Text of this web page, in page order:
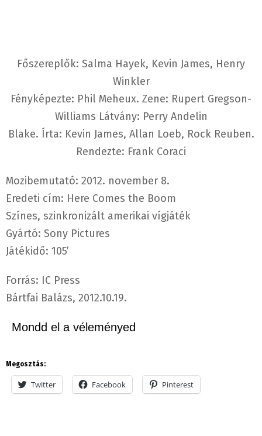
Főszereplők: Salma Hayek, Kevin James, Henry
Winkler
Fényképezte: Phil Meheux. Zene: Rupert Gregson-
Williams Látvány: Perry Andelin
Blake. Írta: Kevin James, Allan Loeb, Rock Reuben.
Rendezte: Frank Coraci
Mozibemutató: 2012. november 8.
Eredeti cím: Here Comes the Boom
Színes, szinkronizált amerikai vígjáték
Gyártó: Sony Pictures
Játékidő: 105’
Forrás: IC Press
Bártfai Balázs, 2012.10.19.
Mondd el a véleményed
Megosztás:
Twitter Facebook Pinterest